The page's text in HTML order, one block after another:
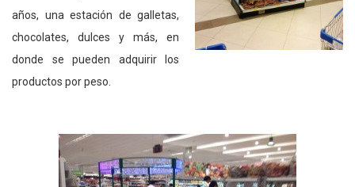
años, una estación de galletas,
chocolates, dulces y más, en
donde se pueden adquirir los
productos por peso.